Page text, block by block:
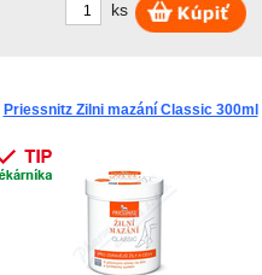
C.P.M.
CANNABIS
CERVA
Clinical nutr...
CMI s.r.o.
COLOPLAST
Contipro a.s.
COOPHARMA
ks
Priessnitz Zilni mazání Classic 300ml